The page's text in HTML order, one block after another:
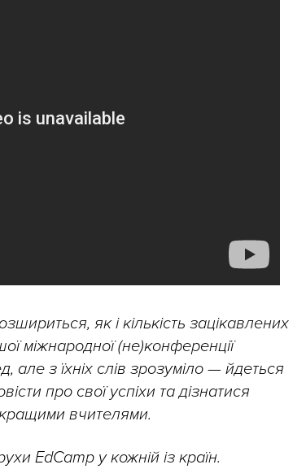
як і кількість зацікавлених
міжнародної (не)конференції
але з їхніх слів зрозуміло — йдеться
про свої успіхи та дізнатися
вчителями.
EdCamp у кожній із країн.